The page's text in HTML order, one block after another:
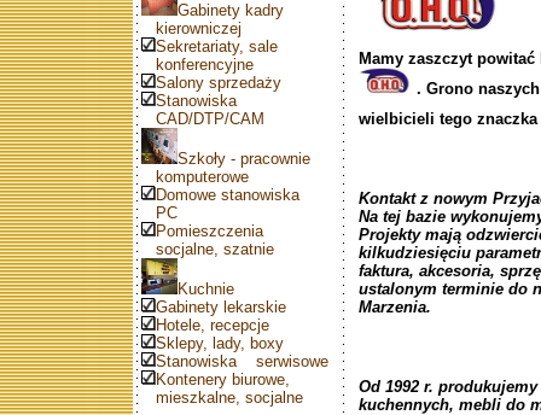
Gabinety kadry
kierowniczej
Sekretariaty, sale
konferencyjne
Salony sprzedaży
Stanowiska
CAD/DTP/CAM
Szkoły - pracownie
komputerowe
Domowe stanowiska
PC
Pomieszczenia
socjalne, szatnie
Kuchnie
Gabinety lekarskie
Hotele, recepcje
Sklepy, lady, boxy
Stanowiska serwisowe
Kontenery biurowe,
mieszkalne, socjalne
Mamy zaszczyt
. Grono
wielbicieli tego znaczka
Kontakt z nowym
Na tej bazie
Projekty mają
kilkudziesięciu
faktura, akcesoria,
ustalonym terminie do
Marzenia.
Od 1992 r.
kuchennych, mebli do